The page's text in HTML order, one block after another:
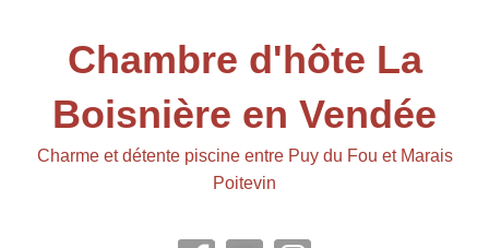
Chambre d'hôte La
Boisnière en Vendée
Charme et détente piscine entre Puy du Fou et Marais
Poitevin